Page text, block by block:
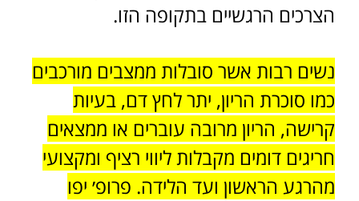
הצרכים הרגשיים בתקופה הזו.
נשים רבות אשר סובלות ממצבים מורכבים
כמו סוכרת הריון, יתר לחץ דם, בעיות
קרישה, הריון מרובה עוברים או ממצאים
חריגים דומים מקבלות ליווי רציף ומקצועי
מהרגע הראשון ועד הלידה. פרופ׳ יפו